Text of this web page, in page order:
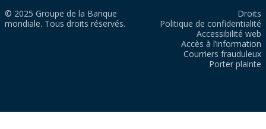
© 2025 Groupe de la Banque
mondiale. Tous droits réservés.
Droits
Politique de confidentialité
Accessibilité web
Accès à l’information
Courriers frauduleux
Porter plainte